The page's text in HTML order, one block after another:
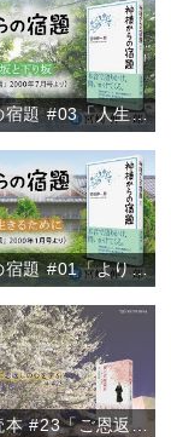
神様からの宿題 #03「人生の登り坂と下り坂」
神様からの宿題 #01「より豊かに生きるために」
朝の信仰読本 #23「ご恩返しの心を学ぶ」